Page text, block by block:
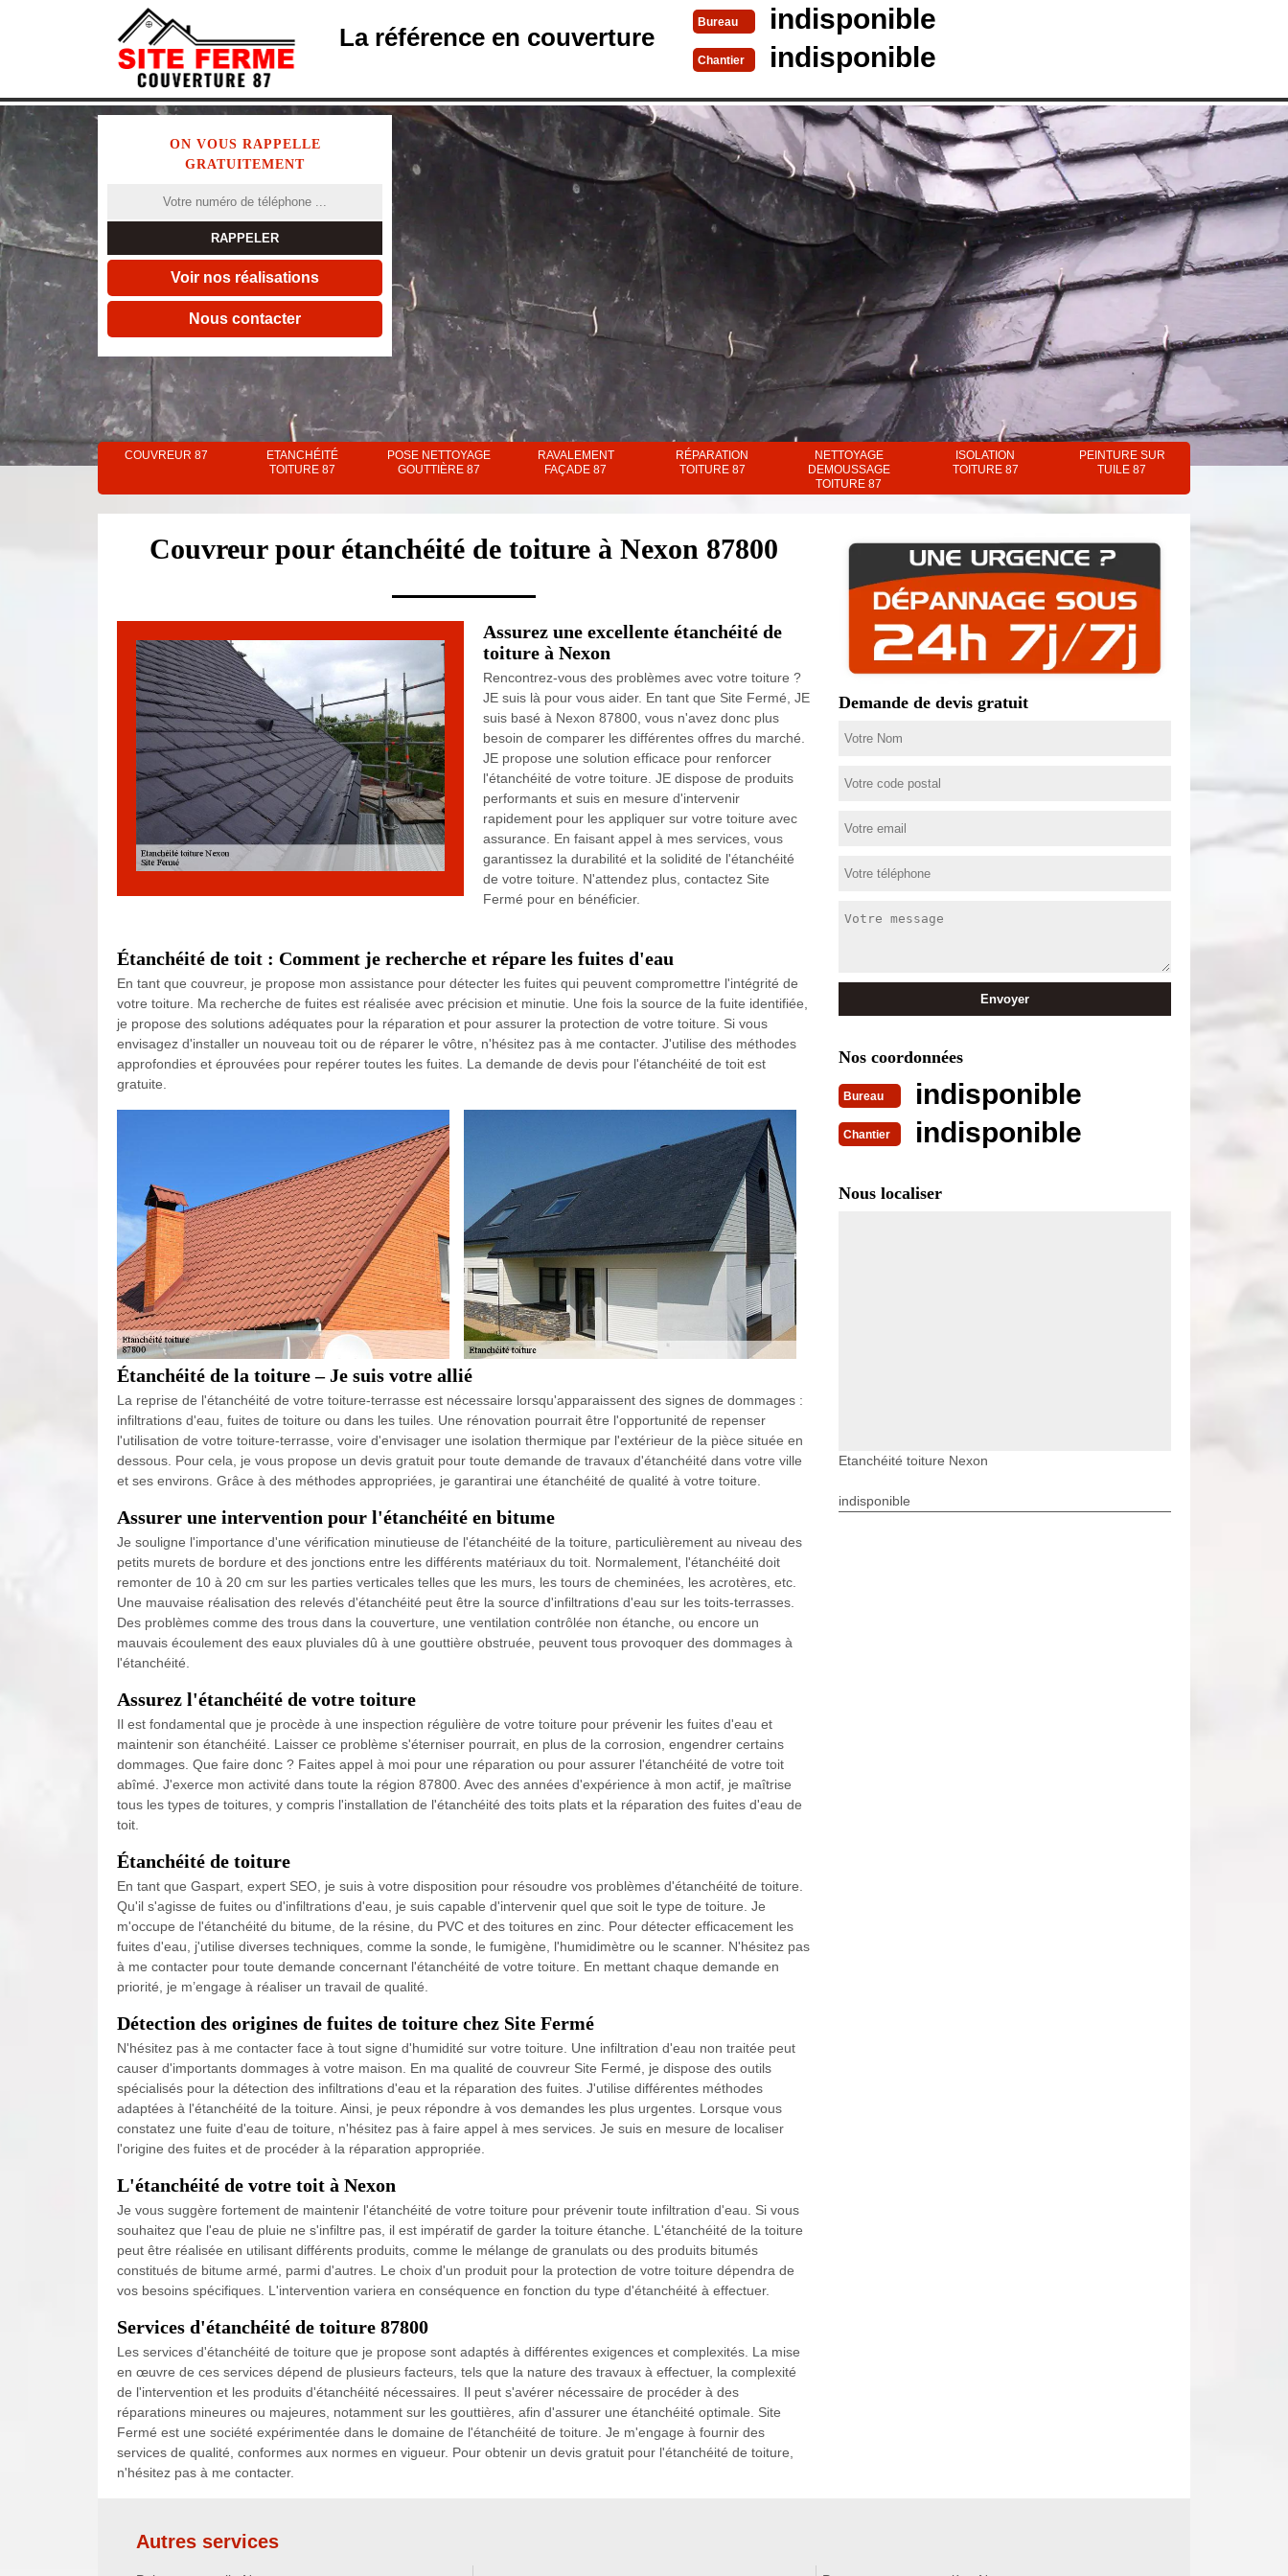
La référence en couverture
Bureau indisponible
Chantier indisponible
ON VOUS RAPPELLE
GRATUITEMENT
Voir nos réalisations
Nous contacter
COUVREUR 87
ETANCHÉITÉ
TOITURE 87
POSE NETTOYAGE
GOUTTIÈRE 87
RAVALEMENT
FAÇADE 87
RÉPARATION
TOITURE 87
NETTOYAGE
DEMOUSSAGE
TOITURE 87
ISOLATION
TOITURE 87
PEINTURE SUR
TUILE 87
Couvreur pour étanchéité de toiture à Nexon 87800
Assurez une excellente étanchéité de
toiture à Nexon
Rencontrez-vous des problèmes avec votre toiture ?
JE suis là pour vous aider. En tant que Site Fermé, JE
suis basé à Nexon 87800, vous n'avez donc plus
besoin de comparer les différentes offres du marché.
JE propose une solution efficace pour renforcer
l'étanchéité de votre toiture. JE dispose de produits
performants et suis en mesure d'intervenir
rapidement pour les appliquer sur votre toiture avec
assurance. En faisant appel à mes services, vous
garantissez la durabilité et la solidité de l'étanchéité
de votre toiture. N'attendez plus, contactez Site
Fermé pour en bénéficier.
Étanchéité de toit : Comment je recherche et répare les fuites d'eau
En tant que couvreur, je propose mon assistance pour détecter les fuites qui peuvent compromettre l'intégrité de
votre toiture. Ma recherche de fuites est réalisée avec précision et minutie. Une fois la source de la fuite identifiée,
je propose des solutions adéquates pour la réparation et pour assurer la protection de votre toiture. Si vous
envisagez d'installer un nouveau toit ou de réparer le vôtre, n'hésitez pas à me contacter. J'utilise des méthodes
approfondies et éprouvées pour repérer toutes les fuites. La demande de devis pour l'étanchéité de toit est
gratuite.
Étanchéité de la toiture – Je suis votre allié
La reprise de l'étanchéité de votre toiture-terrasse est nécessaire lorsqu'apparaissent des signes de dommages :
infiltrations d'eau, fuites de toiture ou dans les tuiles. Une rénovation pourrait être l'opportunité de repenser
l'utilisation de votre toiture-terrasse, voire d'envisager une isolation thermique par l'extérieur de la pièce située en
dessous. Pour cela, je vous propose un devis gratuit pour toute demande de travaux d'étanchéité dans votre ville
et ses environs. Grâce à des méthodes appropriées, je garantirai une étanchéité de qualité à votre toiture.
Assurer une intervention pour l'étanchéité en bitume
Je souligne l'importance d'une vérification minutieuse de l'étanchéité de la toiture, particulièrement au niveau des
petits murets de bordure et des jonctions entre les différents matériaux du toit. Normalement, l'étanchéité doit
remonter de 10 à 20 cm sur les parties verticales telles que les murs, les tours de cheminées, les acrotères, etc.
Une mauvaise réalisation des relevés d'étanchéité peut être la source d'infiltrations d'eau sur les toits-terrasses.
Des problèmes comme des trous dans la couverture, une ventilation contrôlée non étanche, ou encore un
mauvais écoulement des eaux pluviales dû à une gouttière obstruée, peuvent tous provoquer des dommages à
l'étanchéité.
Assurez l'étanchéité de votre toiture
Il est fondamental que je procède à une inspection régulière de votre toiture pour prévenir les fuites d'eau et
maintenir son étanchéité. Laisser ce problème s'éterniser pourrait, en plus de la corrosion, engendrer certains
dommages. Que faire donc ? Faites appel à moi pour une réparation ou pour assurer l'étanchéité de votre toit
abîmé. J'exerce mon activité dans toute la région 87800. Avec des années d'expérience à mon actif, je maîtrise
tous les types de toitures, y compris l'installation de l'étanchéité des toits plats et la réparation des fuites d'eau de
toit.
Étanchéité de toiture
En tant que Gaspart, expert SEO, je suis à votre disposition pour résoudre vos problèmes d'étanchéité de toiture.
Qu'il s'agisse de fuites ou d'infiltrations d'eau, je suis capable d'intervenir quel que soit le type de toiture. Je
m'occupe de l'étanchéité du bitume, de la résine, du PVC et des toitures en zinc. Pour détecter efficacement les
fuites d'eau, j'utilise diverses techniques, comme la sonde, le fumigène, l'humidimètre ou le scanner. N'hésitez pas
à me contacter pour toute demande concernant l'étanchéité de votre toiture. En mettant chaque demande en
priorité, je m’engage à réaliser un travail de qualité.
Détection des origines de fuites de toiture chez Site Fermé
N'hésitez pas à me contacter face à tout signe d'humidité sur votre toiture. Une infiltration d'eau non traitée peut
causer d'importants dommages à votre maison. En ma qualité de couvreur Site Fermé, je dispose des outils
spécialisés pour la détection des infiltrations d'eau et la réparation des fuites. J'utilise différentes méthodes
adaptées à l'étanchéité de la toiture. Ainsi, je peux répondre à vos demandes les plus urgentes. Lorsque vous
constatez une fuite d'eau de toiture, n'hésitez pas à faire appel à mes services. Je suis en mesure de localiser
l'origine des fuites et de procéder à la réparation appropriée.
L'étanchéité de votre toit à Nexon
Je vous suggère fortement de maintenir l'étanchéité de votre toiture pour prévenir toute infiltration d'eau. Si vous
souhaitez que l'eau de pluie ne s'infiltre pas, il est impératif de garder la toiture étanche. L'étanchéité de la toiture
peut être réalisée en utilisant différents produits, comme le mélange de granulats ou des produits bitumés
constitués de bitume armé, parmi d'autres. Le choix d'un produit pour la protection de votre toiture dépendra de
vos besoins spécifiques. L'intervention variera en conséquence en fonction du type d'étanchéité à effectuer.
Services d'étanchéité de toiture 87800
Les services d'étanchéité de toiture que je propose sont adaptés à différentes exigences et complexités. La mise
en œuvre de ces services dépend de plusieurs facteurs, tels que la nature des travaux à effectuer, la complexité
de l'intervention et les produits d'étanchéité nécessaires. Il peut s'avérer nécessaire de procéder à des
réparations mineures ou majeures, notamment sur les gouttières, afin d'assurer une étanchéité optimale. Site
Fermé est une société expérimentée dans le domaine de l'étanchéité de toiture. Je m'engage à fournir des
services de qualité, conformes aux normes en vigueur. Pour obtenir un devis gratuit pour l'étanchéité de toiture,
n'hésitez pas à me contacter.
Demande de devis gratuit
Nos coordonnées
Bureau indisponible
Chantier indisponible
Nous localiser
Etanchéité toiture Nexon
indisponible
Autres services